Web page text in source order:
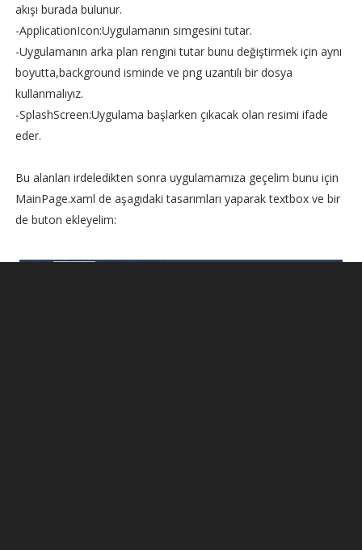
akışı burada bulunur.
-ApplicationIcon:Uygulamanın simgesini tutar.
-Uygulamanın arka plan rengini tutar bunu değiştirmek için aynı
boyutta,background isminde ve png uzantılı bir dosya
kullanmalıyız.
-SplashScreen:Uygulama başlarken çıkacak olan resimi ifade
eder.
Bu alanları irdeledikten sonra uygulamamıza geçelim bunu için
MainPage.xaml de aşagıdaki tasarımları yaparak textbox ve bir
de buton ekleyelim: